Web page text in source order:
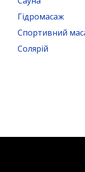
Гідромасаж
Спортивний
Солярій